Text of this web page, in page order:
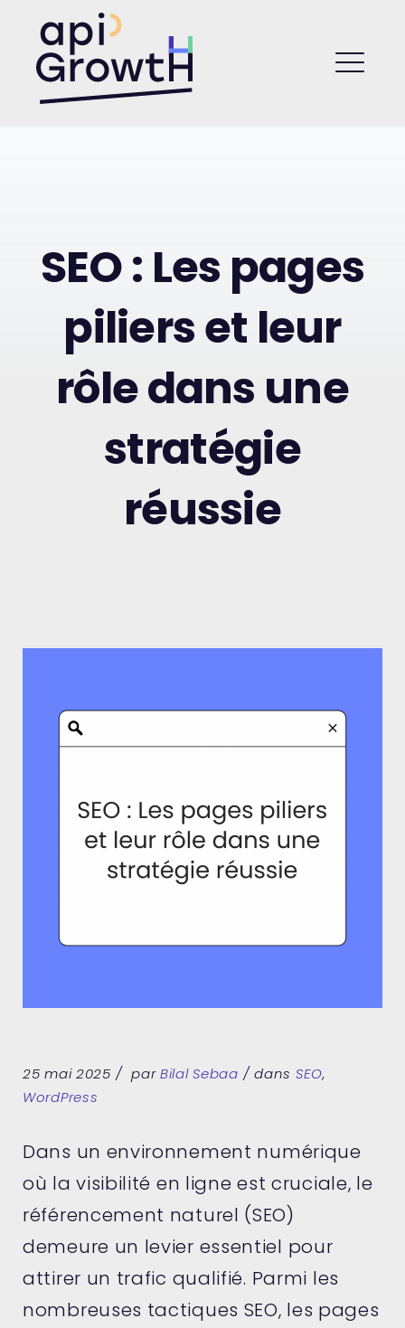
contentAPI Growth
SEO : Les pages
piliers et leur
rôle dans une
stratégie
réussie
25 mai 2025 parBilal Sebaa dans SEO,
WordPress
Dans un environnement numérique
où la visibilité en ligne est cruciale, le
référencement naturel (SEO)
demeure un levier essentiel pour
attirer un trafic qualifié. Parmi les
nombreuses tactiques SEO, les pages